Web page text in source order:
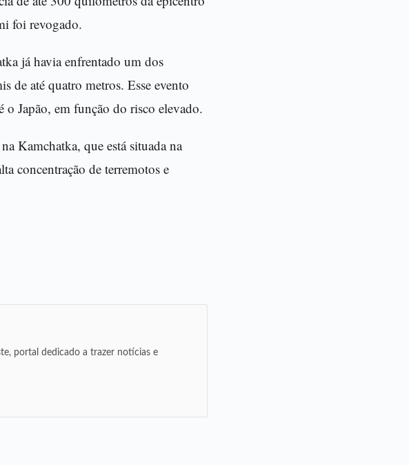
foi revogado.
já havia enfrentado um dos
de até quatro metros. Esse evento
o Japão, em função do risco elevado.
Kamchatka, que está situada na
concentração de terremotos e
portal dedicado a trazer notícias e